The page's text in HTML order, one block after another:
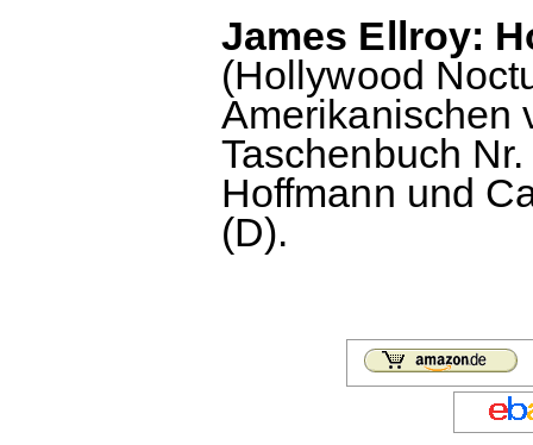
James Ellroy:
(Hollywood
Amerikanischen
Taschenbuch
Hoffmann und
(D).